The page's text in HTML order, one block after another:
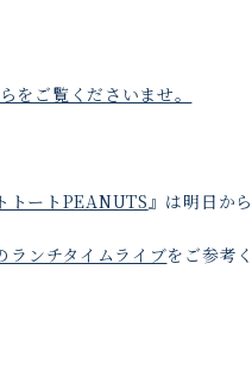
をご覧くださいませ。
トートPEANUTS』は明日か
ランチタイムライブをご参考